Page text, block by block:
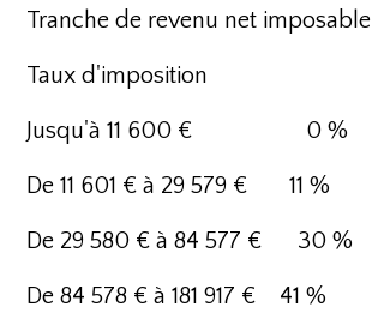
Tranche de revenu net imposable
Taux d'imposition
Jusqu'à 11 600 € 0 %
De 11 601 € à 29 579 € 11 %
De 29 580 € à 84 577 € 30 %
De 84 578 € à 181 917 € 41 %